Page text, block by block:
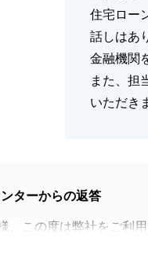
住宅ロー
話しはあ
金融機関
また、担
いただき
ターからの返答
、この度は弊社をご利